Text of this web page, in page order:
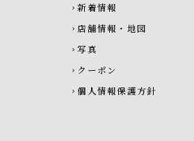
chevron_right 新着情報
chevron_right 店舗情報・地図
chevron_right 写真
chevron_right クーポン
chevron_right 個人情報保護方針